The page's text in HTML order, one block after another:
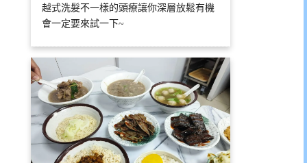
越式洗髮不一樣的頭療讓你深層放鬆有機
會一定要來試一下~